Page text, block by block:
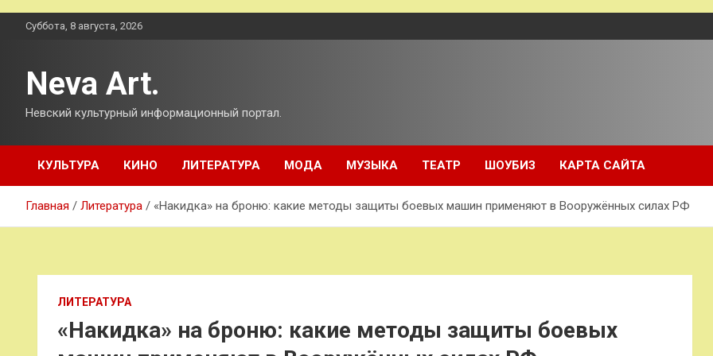
ПерейтиСуббота, 8 августа, 2026
Neva Art.
Невский культурный информационный портал.
КУЛЬТУРА КИНО ЛИТЕРАТУРА МОДА МУЗЫКА ТЕАТР ШОУБИЗ КАРТА САЙТА
Главная Литература «Накидка» на броню: какие методы защиты боевых машин применяют в Вооружённых силах РФ
ЛИТЕРАТУРА
«Накидка» на броню: какие методы защиты боевых